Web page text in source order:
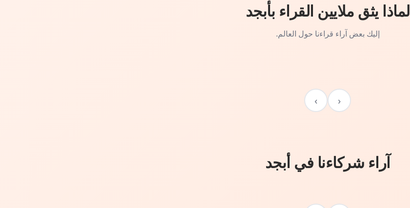
لماذا يثق ملايين القراء بأبجد
إليك بعض آراء قراءنا حول العالم.
‹
›
آراء شركاءنا في أبجد